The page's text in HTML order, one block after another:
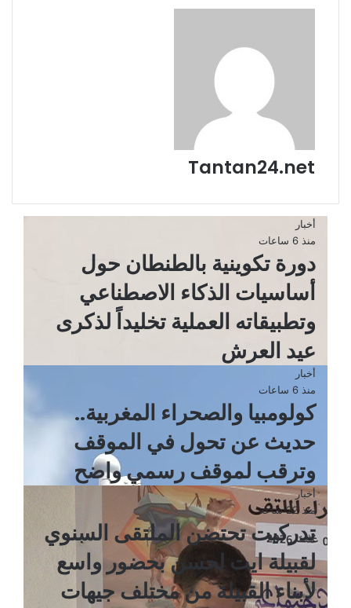
Tantan24.net
أخبار
منذ 6 ساعات
دورة تكوينية بالطنطان حول
أساسيات الذكاء الاصطناعي
وتطبيقاته العملية تخليداً لذكرى
عيد العرش
أخبار
منذ 6 ساعات
كولومبيا والصحراء المغربية..
حديث عن تحول في الموقف
وترقب لموقف رسمي واضح
أخبار
منذ 22 ساعة
تدركيت تحتضن الملتقى السنوي
لقبيلة ايت لحسن بحضور واسع
لأبناء القبيلة من مختلف جيهات